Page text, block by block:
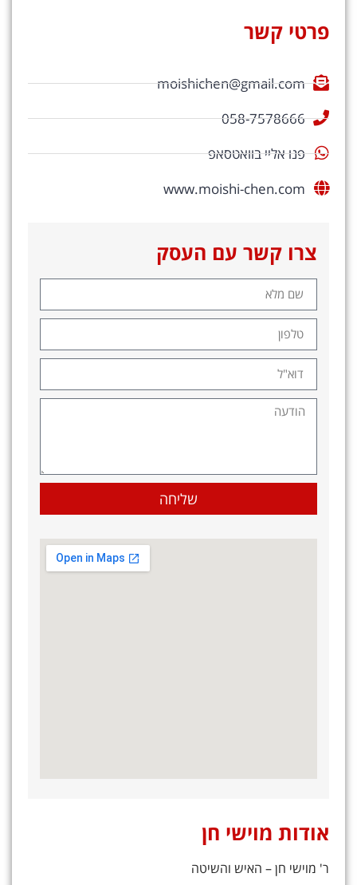
פרטי קשר
moishichen@gmail.com
058-7578666
פנו אליי בוואטסאפ
www.moishi-chen.com
צרו קשר עם העסק
שליחה
אודות מוישי חן
ר' מוישי חן – האיש והשיטה